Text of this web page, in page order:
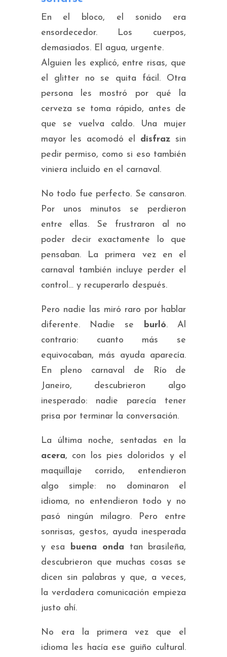
En el bloco, el sonido era
ensordecedor. Los cuerpos,
demasiados. El agua, urgente.
Alguien les explicó, entre risas, que
el glitter no se quita fácil. Otra
persona les mostró por qué la
cerveza se toma rápido, antes de
que se vuelva caldo. Una mujer
mayor les acomodó el disfraz sin
pedir permiso, como si eso también
viniera incluido en el carnaval.
No todo fue perfecto. Se cansaron.
Por unos minutos se perdieron
entre ellas. Se frustraron al no
poder decir exactamente lo que
pensaban. La primera vez en el
carnaval también incluye perder el
control… y recuperarlo después.
Pero nadie las miró raro por hablar
diferente. Nadie se burló. Al
contrario: cuanto más se
equivocaban, más ayuda aparecía.
En pleno carnaval de Río de
Janeiro, descubrieron algo
inesperado: nadie parecía tener
prisa por terminar la conversación.
La última noche, sentadas en la
acera, con los pies doloridos y el
maquillaje corrido, entendieron
algo simple: no dominaron el
idioma, no entendieron todo y no
pasó ningún milagro. Pero entre
sonrisas, gestos, ayuda inesperada
y esa buena onda tan brasileña,
descubrieron que muchas cosas se
dicen sin palabras y que, a veces,
la verdadera comunicación empieza
justo ahí.
No era la primera vez que el
idioma les hacía ese guiño cultural.